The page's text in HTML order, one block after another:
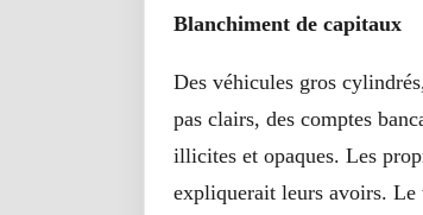
Blanchiment de capitaux
Des véhicules gros
pas clairs, des comptes
illicites et opaques. Les
expliquerait leurs avoirs. Le